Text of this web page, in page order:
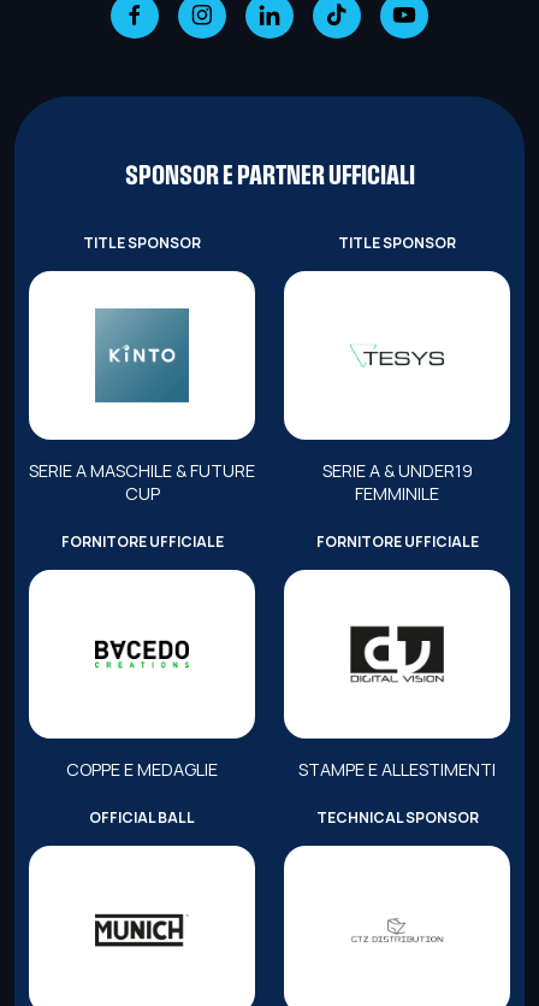
SPONSOR E PARTNER UFFICIALI
TITLE SPONSOR
SERIE A MASCHILE & FUTURE
CUP
TITLE SPONSOR
SERIE A & UNDER19
FEMMINILE
FORNITORE UFFICIALE
COPPE E MEDAGLIE
FORNITORE UFFICIALE
STAMPE E ALLESTIMENTI
OFFICIAL BALL TECHNICAL SPONSOR